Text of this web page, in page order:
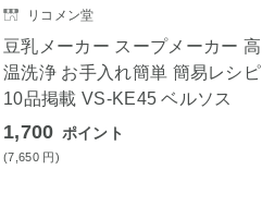
リコメン堂
豆乳メーカー スープメーカー 高
温洗浄 お手入れ簡単 簡易レシピ
10品掲載 VS-KE45 ベルソス
1,700 ポイント
(7,650 円)